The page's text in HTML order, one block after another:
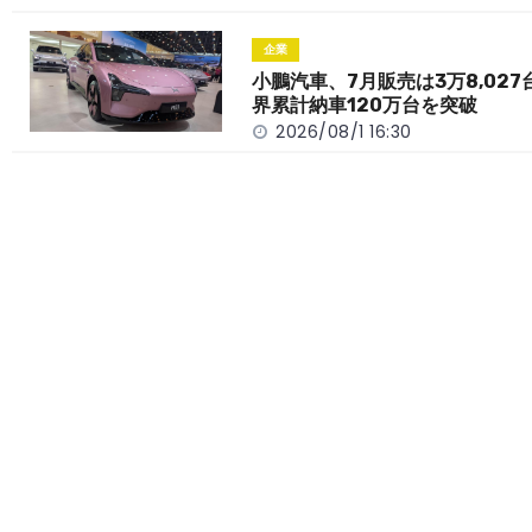
企業
小鵬汽車、7月販売は3万
界累計納車120万台を突破
2026/08/1 16:30